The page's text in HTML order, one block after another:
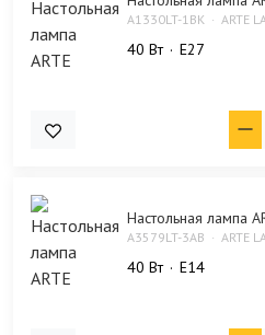
A1330LT-1BK ARTE
40 Bт E27
Настольная лампа
A3579LT-3AB ARTE
40 Bт E14